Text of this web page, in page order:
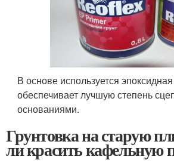
В основе используется
обеспечивает лучшую степень
основаниями.
Грунтовка на старую
ли красить кафельную